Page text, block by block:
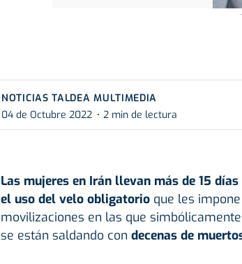
NOTICIAS TALDEA MULTIMEDIA
04 de Octubre 2022
2 min de lectura
Las mujeres en Irán llevan más de 15
el uso del velo obligatorioque les
movilizaciones en las que
se están saldando con decenas de